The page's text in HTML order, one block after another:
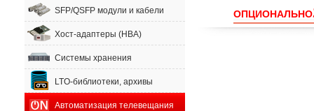
SFP/QSFP модули и кабели
Хост-адаптеры (HBA)
Системы хранения
LTO-библиотеки, архивы
Автоматизация телевещания
ОПЦИОНАЛЬНО